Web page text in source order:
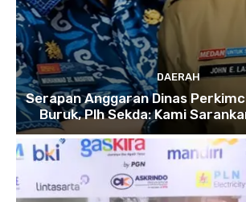
DAERAH
Serapan Anggaran Dinas
Buruk, Plh Sekda: Kami